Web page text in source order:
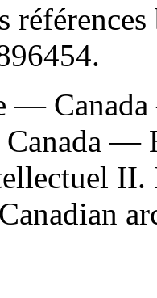
.
—
—
II.